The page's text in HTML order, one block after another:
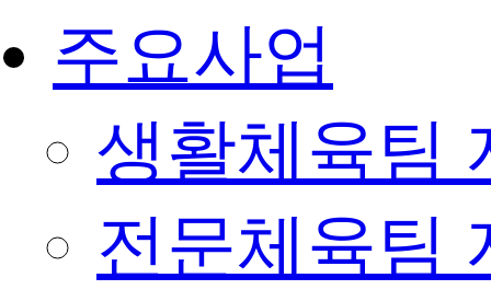
주요사업
생활체육팀
전문체육팀